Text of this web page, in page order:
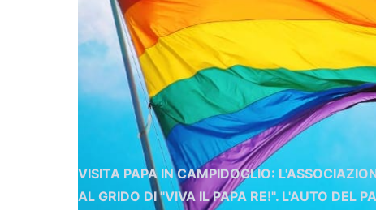
Fuor di
VISITA PAPA IN CAMPIDOGLIO:
AL GRIDO DI "VIVA IL PAPA RE!". L'AUTO DEL